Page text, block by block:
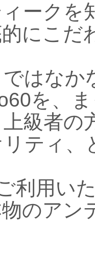
ークを
にこだ
はな
を、
級者の
ティ、
利用い
のアン